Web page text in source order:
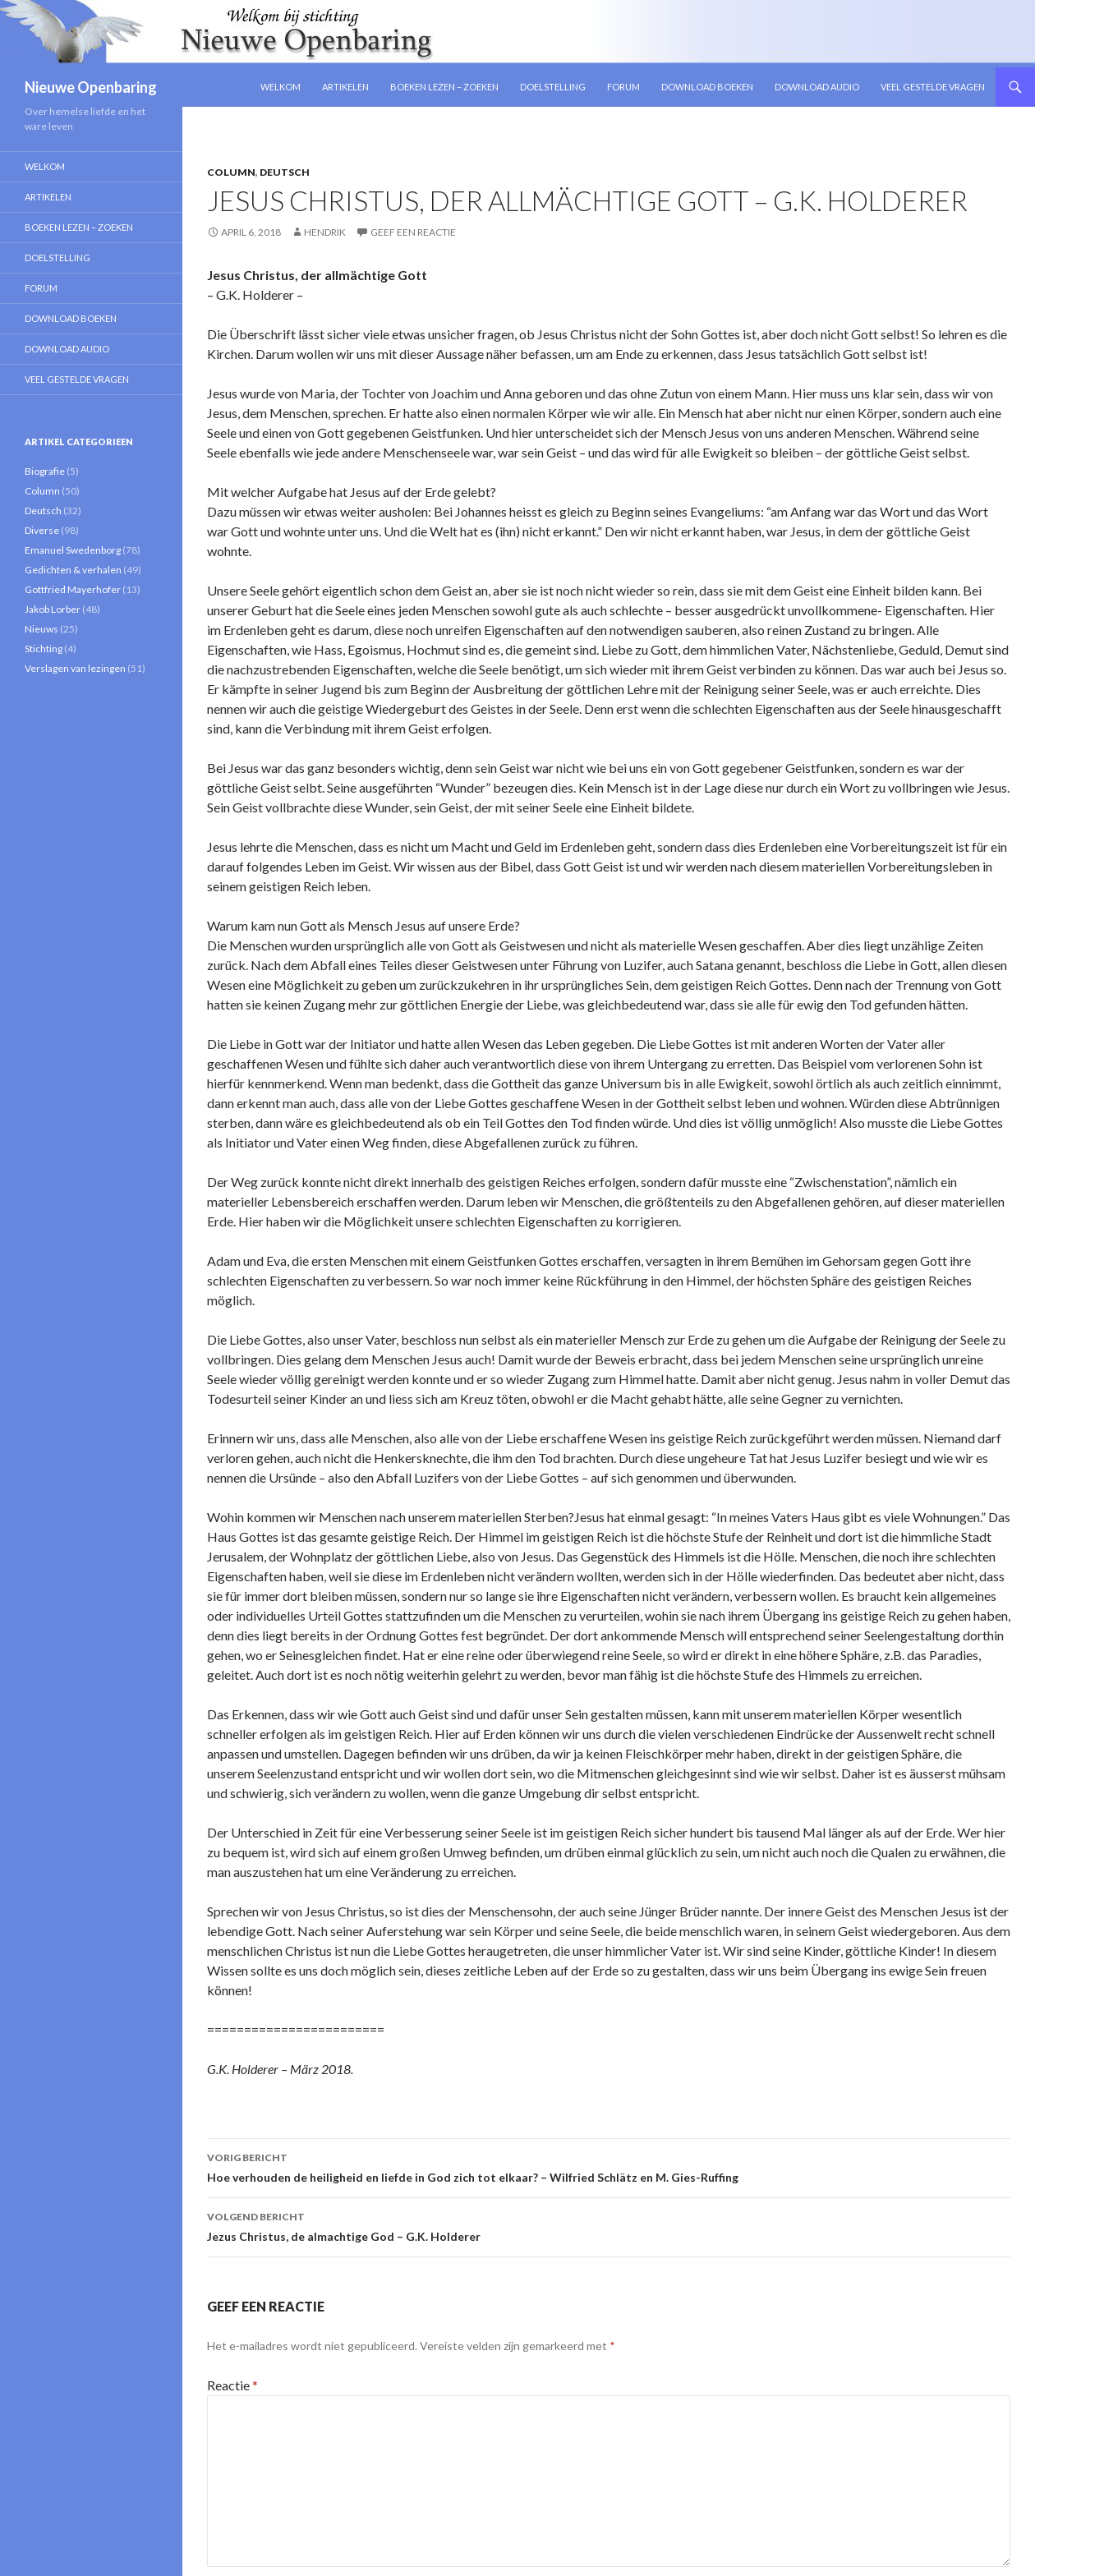
Nieuwe Openbaring
WELKOM
ARTIKELEN BOEKEN LEZEN – ZOEKEN DOELSTELLING FORUM DOWNLOAD BOEKEN DOWNLOAD AUDIO VEEL GESTELDE VRAGEN
COLUMN, DEUTSCH
JESUS CHRISTUS, DER ALLMÄCHTIGE GOTT – G.K. HOLDERER
APRIL 6, 2018 HENDRIK GEEF EEN REACTIE
Jesus Christus, der allmächtige Gott
– G.K. Holderer –
Die Überschrift lässt sicher viele etwas unsicher fragen, ob Jesus Christus nicht der Sohn Gottes ist, aber doch nicht Gott selbst! So lehren es die
Kirchen. Darum wollen wir uns mit dieser Aussage näher befassen, um am Ende zu erkennen, dass Jesus tatsächlich Gott selbst ist!
Jesus wurde von Maria, der Tochter von Joachim und Anna geboren und das ohne Zutun von einem Mann. Hier muss uns klar sein, dass wir von
Jesus, dem Menschen, sprechen. Er hatte also einen normalen Körper wie wir alle. Ein Mensch hat aber nicht nur einen Körper, sondern auch eine
Seele und einen von Gott gegebenen Geistfunken. Und hier unterscheidet sich der Mensch Jesus von uns anderen Menschen. Während seine
Seele ebenfalls wie jede andere Menschenseele war, war sein Geist – und das wird für alle Ewigkeit so bleiben – der göttliche Geist selbst.
Mit welcher Aufgabe hat Jesus auf der Erde gelebt?
Dazu müssen wir etwas weiter ausholen: Bei Johannes heisst es gleich zu Beginn seines Evangeliums: “am Anfang war das Wort und das Wort
war Gott und wohnte unter uns. Und die Welt hat es (ihn) nicht erkannt.” Den wir nicht erkannt haben, war Jesus, in dem der göttliche Geist
wohnte.
Unsere Seele gehört eigentlich schon dem Geist an, aber sie ist noch nicht wieder so rein, dass sie mit dem Geist eine Einheit bilden kann. Bei
unserer Geburt hat die Seele eines jeden Menschen sowohl gute als auch schlechte – besser ausgedrückt unvollkommene- Eigenschaften. Hier
im Erdenleben geht es darum, diese noch unreifen Eigenschaften auf den notwendigen sauberen, also reinen Zustand zu bringen. Alle
Eigenschaften, wie Hass, Egoismus, Hochmut sind es, die gemeint sind. Liebe zu Gott, dem himmlichen Vater, Nächstenliebe, Geduld, Demut sind
die nachzustrebenden Eigenschaften, welche die Seele benötigt, um sich wieder mit ihrem Geist verbinden zu können. Das war auch bei Jesus so.
Er kämpfte in seiner Jugend bis zum Beginn der Ausbreitung der göttlichen Lehre mit der Reinigung seiner Seele, was er auch erreichte. Dies
nennen wir auch die geistige Wiedergeburt des Geistes in der Seele. Denn erst wenn die schlechten Eigenschaften aus der Seele hinausgeschafft
sind, kann die Verbindung mit ihrem Geist erfolgen.
Bei Jesus war das ganz besonders wichtig, denn sein Geist war nicht wie bei uns ein von Gott gegebener Geistfunken, sondern es war der
göttliche Geist selbt. Seine ausgeführten “Wunder” bezeugen dies. Kein Mensch ist in der Lage diese nur durch ein Wort zu vollbringen wie Jesus.
Sein Geist vollbrachte diese Wunder, sein Geist, der mit seiner Seele eine Einheit bildete.
Jesus lehrte die Menschen, dass es nicht um Macht und Geld im Erdenleben geht, sondern dass dies Erdenleben eine Vorbereitungszeit ist für ein
darauf folgendes Leben im Geist. Wir wissen aus der Bibel, dass Gott Geist ist und wir werden nach diesem materiellen Vorbereitungsleben in
seinem geistigen Reich leben.
Warum kam nun Gott als Mensch Jesus auf unsere Erde?
Die Menschen wurden ursprünglich alle von Gott als Geistwesen und nicht als materielle Wesen geschaffen. Aber dies liegt unzählige Zeiten
zurück. Nach dem Abfall eines Teiles dieser Geistwesen unter Führung von Luzifer, auch Satana genannt, beschloss die Liebe in Gott, allen diesen
Wesen eine Möglichkeit zu geben um zurückzukehren in ihr ursprüngliches Sein, dem geistigen Reich Gottes. Denn nach der Trennung von Gott
hatten sie keinen Zugang mehr zur göttlichen Energie der Liebe, was gleichbedeutend war, dass sie alle für ewig den Tod gefunden hätten.
Die Liebe in Gott war der Initiator und hatte allen Wesen das Leben gegeben. Die Liebe Gottes ist mit anderen Worten der Vater aller
geschaffenen Wesen und fühlte sich daher auch verantwortlich diese von ihrem Untergang zu erretten. Das Beispiel vom verlorenen Sohn ist
hierfür kennmerkend. Wenn man bedenkt, dass die Gottheit das ganze Universum bis in alle Ewigkeit, sowohl örtlich als auch zeitlich einnimmt,
dann erkennt man auch, dass alle von der Liebe Gottes geschaffene Wesen in der Gottheit selbst leben und wohnen. Würden diese Abtrünnigen
sterben, dann wäre es gleichbedeutend als ob ein Teil Gottes den Tod finden würde. Und dies ist völlig unmöglich! Also musste die Liebe Gottes
als Initiator und Vater einen Weg finden, diese Abgefallenen zurück zu führen.
Der Weg zurück konnte nicht direkt innerhalb des geistigen Reiches erfolgen, sondern dafür musste eine “Zwischenstation”, nämlich ein
materieller Lebensbereich erschaffen werden. Darum leben wir Menschen, die größtenteils zu den Abgefallenen gehören, auf dieser materiellen
Erde. Hier haben wir die Möglichkeit unsere schlechten Eigenschaften zu korrigieren.
Adam und Eva, die ersten Menschen mit einem Geistfunken Gottes erschaffen, versagten in ihrem Bemühen im Gehorsam gegen Gott ihre
schlechten Eigenschaften zu verbessern. So war noch immer keine Rückführung in den Himmel, der höchsten Sphäre des geistigen Reiches
möglich.
Die Liebe Gottes, also unser Vater, beschloss nun selbst als ein materieller Mensch zur Erde zu gehen um die Aufgabe der Reinigung der Seele zu
vollbringen. Dies gelang dem Menschen Jesus auch! Damit wurde der Beweis erbracht, dass bei jedem Menschen seine ursprünglich unreine
Seele wieder völlig gereinigt werden konnte und er so wieder Zugang zum Himmel hatte. Damit aber nicht genug. Jesus nahm in voller Demut das
Todesurteil seiner Kinder an und liess sich am Kreuz töten, obwohl er die Macht gehabt hätte, alle seine Gegner zu vernichten.
Erinnern wir uns, dass alle Menschen, also alle von der Liebe erschaffene Wesen ins geistige Reich zurückgeführt werden müssen. Niemand darf
verloren gehen, auch nicht die Henkersknechte, die ihm den Tod brachten. Durch diese ungeheure Tat hat Jesus Luzifer besiegt und wie wir es
nennen die Ursünde – also den Abfall Luzifers von der Liebe Gottes – auf sich genommen und überwunden.
Wohin kommen wir Menschen nach unserem materiellen Sterben?Jesus hat einmal gesagt: “In meines Vaters Haus gibt es viele Wohnungen.” Das
Haus Gottes ist das gesamte geistige Reich. Der Himmel im geistigen Reich ist die höchste Stufe der Reinheit und dort ist die himmliche Stadt
Jerusalem, der Wohnplatz der göttlichen Liebe, also von Jesus. Das Gegenstück des Himmels ist die Hölle. Menschen, die noch ihre schlechten
Eigenschaften haben, weil sie diese im Erdenleben nicht verändern wollten, werden sich in der Hölle wiederfinden. Das bedeutet aber nicht, dass
sie für immer dort bleiben müssen, sondern nur so lange sie ihre Eigenschaften nicht verändern, verbessern wollen. Es braucht kein allgemeines
oder individuelles Urteil Gottes stattzufinden um die Menschen zu verurteilen, wohin sie nach ihrem Übergang ins geistige Reich zu gehen haben,
denn dies liegt bereits in der Ordnung Gottes fest begründet. Der dort ankommende Mensch will entsprechend seiner Seelengestaltung dorthin
gehen, wo er Seinesgleichen findet. Hat er eine reine oder überwiegend reine Seele, so wird er direkt in eine höhere Sphäre, z.B. das Paradies,
geleitet. Auch dort ist es noch nötig weiterhin gelehrt zu werden, bevor man fähig ist die höchste Stufe des Himmels zu erreichen.
Das Erkennen, dass wir wie Gott auch Geist sind und dafür unser Sein gestalten müssen, kann mit unserem materiellen Körper wesentlich
schneller erfolgen als im geistigen Reich. Hier auf Erden können wir uns durch die vielen verschiedenen Eindrücke der Aussenwelt recht schnell
anpassen und umstellen. Dagegen befinden wir uns drüben, da wir ja keinen Fleischkörper mehr haben, direkt in der geistigen Sphäre, die
unserem Seelenzustand entspricht und wir wollen dort sein, wo die Mitmenschen gleichgesinnt sind wie wir selbst. Daher ist es äusserst mühsam
und schwierig, sich verändern zu wollen, wenn die ganze Umgebung dir selbst entspricht.
Der Unterschied in Zeit für eine Verbesserung seiner Seele ist im geistigen Reich sicher hundert bis tausend Mal länger als auf der Erde. Wer hier
zu bequem ist, wird sich auf einem großen Umweg befinden, um drüben einmal glücklich zu sein, um nicht auch noch die Qualen zu erwähnen, die
man auszustehen hat um eine Veränderung zu erreichen.
Sprechen wir von Jesus Christus, so ist dies der Menschensohn, der auch seine Jünger Brüder nannte. Der innere Geist des Menschen Jesus ist der
lebendige Gott. Nach seiner Auferstehung war sein Körper und seine Seele, die beide menschlich waren, in seinem Geist wiedergeboren. Aus dem
menschlichen Christus ist nun die Liebe Gottes heraugetreten, die unser himmlicher Vater ist. Wir sind seine Kinder, göttliche Kinder! In diesem
Wissen sollte es uns doch möglich sein, dieses zeitliche Leben auf der Erde so zu gestalten, dass wir uns beim Übergang ins ewige Sein freuen
können!
========================
G.K. Holderer – März 2018.
Berichtnavigatie
VORIG BERICHT
Hoe verhouden de heiligheid en liefde in God zich tot elkaar? – Wilfried Schlätz en M. Gies-Ruffing
VOLGEND BERICHT
Jezus Christus, de almachtige God – G.K. Holderer
GEEF EEN REACTIE
Het e-mailadres wordt niet gepubliceerd. Vereiste velden zijn gemarkeerd met *
Reactie*
Over hemelse liefde en het
ware leven
WELKOM
ARTIKELEN
BOEKEN LEZEN – ZOEKEN
DOELSTELLING
FORUM
DOWNLOAD BOEKEN
DOWNLOAD AUDIO
VEEL GESTELDE VRAGEN
ARTIKEL CATEGORIEEN
Biografie (5)
Column (50)
Deutsch (32)
Diverse (98)
Emanuel Swedenborg (78)
Gedichten & verhalen (49)
Gottfried Mayerhofer (13)
Jakob Lorber (48)
Nieuws (25)
Stichting (4)
Verslagen van lezingen (51)